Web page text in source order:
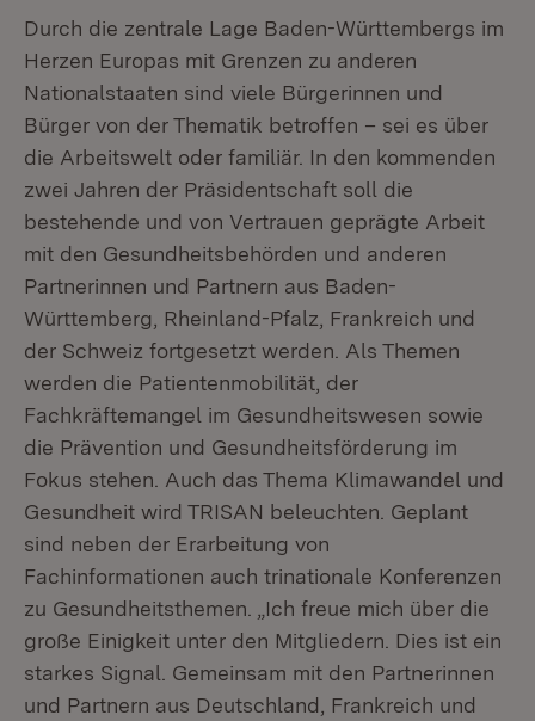
Durch die zentrale Lage Baden-Württembergs im
Herzen Europas mit Grenzen zu anderen
Nationalstaaten sind viele Bürgerinnen und
Bürger von der Thematik betroffen – sei es über
die Arbeitswelt oder familiär. In den kommenden
zwei Jahren der Präsidentschaft soll die
bestehende und von Vertrauen geprägte Arbeit
mit den Gesundheitsbehörden und anderen
Partnerinnen und Partnern aus Baden-
Württemberg, Rheinland-Pfalz, Frankreich und
der Schweiz fortgesetzt werden. Als Themen
werden die Patientenmobilität, der
Fachkräftemangel im Gesundheitswesen sowie
die Prävention und Gesundheitsförderung im
Fokus stehen. Auch das Thema Klimawandel und
Gesundheit wird TRISAN beleuchten. Geplant
sind neben der Erarbeitung von
Fachinformationen auch trinationale Konferenzen
zu Gesundheitsthemen. „Ich freue mich über die
große Einigkeit unter den Mitgliedern. Dies ist ein
starkes Signal. Gemeinsam mit den Partnerinnen
und Partnern aus Deutschland, Frankreich und